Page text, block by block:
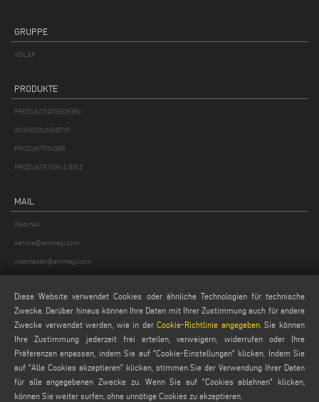
GRUPPE
VOILÀP
PRODUKTE
PRODUKTKATEGORIEN
ANWENDUNGSTYP
PRODUKTFINDER
PRODUKTE VON A BIS Z
MAIL
Webmail
service@emmegi.com
webmaster@emmegi.com
FINDEN SIE UNS AUF
PRIVACY POLICY
Diese Website verwendet Cookies oder ähnliche Technologien für technische
Zwecke. Darüber hinaus können Ihre Daten mit Ihrer Zustimmung auch für andere
Zwecke verwendet werden, wie in derCookie-Richtlinie angegeben. Sie können
Ihre Zustimmung jederzeit frei erteilen, verweigern, widerrufen oder Ihre
Präferenzen anpassen, indem Sie auf "Cookie-Einstellungen" klicken. Indem Sie
auf "Alle Cookies akzeptieren" klicken, stimmen Sie der Verwendung Ihrer Daten
für alle angegebenen Zwecke zu. Wenn Sie auf "Cookies ablehnen" klicken,
können Sie weiter surfen, ohne unnötige Cookies zu akzeptieren.